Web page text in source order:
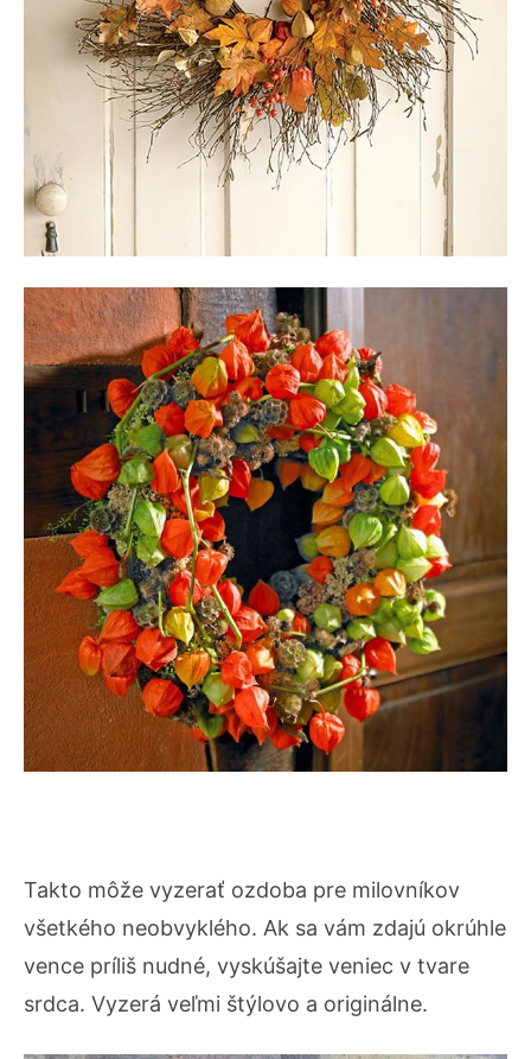
Takto môže vyzerať ozdoba pre milovníkov
všetkého neobvyklého. Ak sa vám zdajú okrúhle
vence príliš nudné, vyskúšajte veniec v tvare
srdca. Vyzerá veľmi štýlovo a originálne.